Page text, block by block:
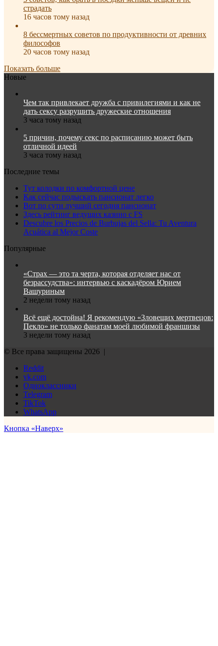
страдать
16 часов тому назад
8 бессмертных советов по продуктивности от древних
философов
20 часов тому назад
Показать больше
Новые
Чем так привлекает дружба с привилегиями и как не
дать сексу разрушить дружеские отношения
3 часа тому назад
5 причин, почему секс по расписанию может быть
отличной идеей
3 часа тому назад
Последние темы
Тут колодки по комфортной цене
Как сейчас подыскать пансионат легко
Вот по сути лучший сегодня пансионат
Здесь рейтинг ведущих казино с FS
Descubre los Precios de Burbujas del Sella: Tu Aventura
Acuática al Mejor Coste
Популярные
«Страх — это та черта, которая отделяет нас от
безрассудства»: интервью с каскадёром Юрием
Вашуриным
2 недели тому назад
Всё ещё достойна! Я рекомендую «Зловещих мертвецов:
Пекло» не только фанатам моей любимой франшизы
3 недели тому назад
© Все права защищены 2026 |
Reddit
vk.com
Одноклассники
Telegram
TikTok
WhatsApp
Кнопка «Наверх»